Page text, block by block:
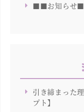
■■お知らせ
引き締まった
プト】